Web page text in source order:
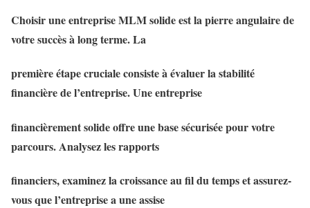
Choisir une entreprise MLM solide est la pierre angulaire de
votre succès à long terme. La
première étape cruciale consiste à évaluer la stabilité
financière de l’entreprise. Une entreprise
financièrement solide offre une base sécurisée pour votre
parcours. Analysez les rapports
financiers, examinez la croissance au fil du temps et assurez-
vous que l’entreprise a une assise